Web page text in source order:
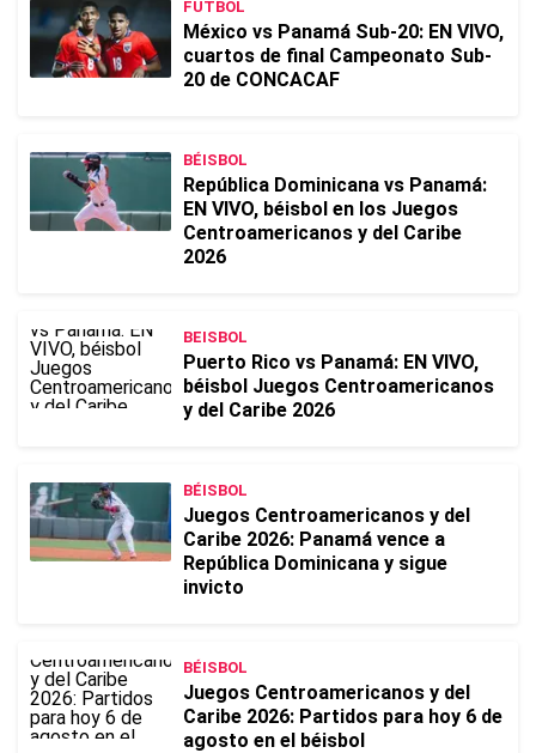
FUTBOL
México vs Panamá Sub-20: EN VIVO,
cuartos de final Campeonato Sub-
20 de CONCACAF
BÉISBOL
República Dominicana vs Panamá:
EN VIVO, béisbol en los Juegos
Centroamericanos y del Caribe
2026
BEISBOL
Puerto Rico vs Panamá: EN VIVO,
béisbol Juegos Centroamericanos
y del Caribe 2026
BÉISBOL
Juegos Centroamericanos y del
Caribe 2026: Panamá vence a
República Dominicana y sigue
invicto
BÉISBOL
Juegos Centroamericanos y del
Caribe 2026: Partidos para hoy 6 de
agosto en el béisbol